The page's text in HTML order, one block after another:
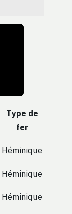
Type de
fer
Héminique
Héminique
Héminique